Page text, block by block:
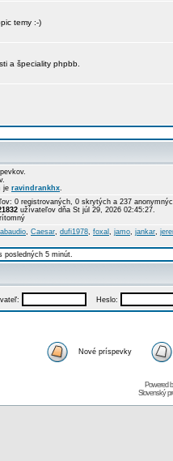
temy :-)
a špeciality phpbb.
je ravindrankhx.
0 registrovaných, 0 skrytých a 237
užívateľov dňa St júl 29, 2026 02:45:27.
, Caesar, dufi1978, foxal , jamo, jankar,
posledných 5 minút.
Heslo:
Nové príspevky
Powered
Slovenský